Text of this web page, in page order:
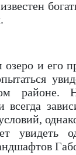
и его
районе.
увидеть